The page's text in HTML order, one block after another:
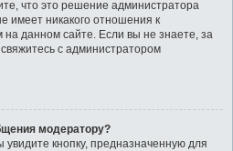
что это решение администратора
имеет никакого отношения к
данном сайте. Если вы не знаете, за
с администратором
модератору?
кнопку, предназначенную для